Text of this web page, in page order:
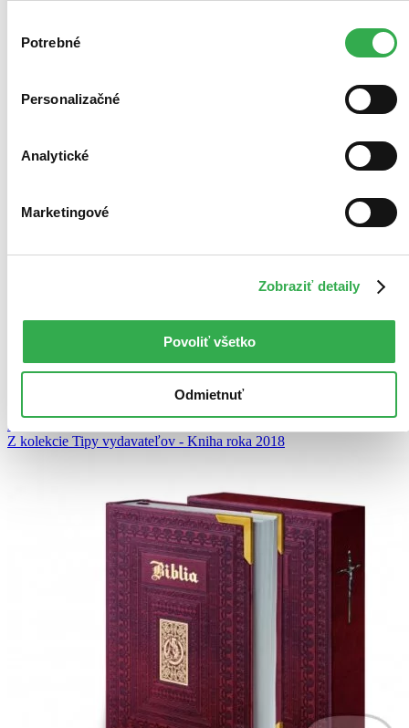
keby sme mohli používať všetky tieto cookies. Ďakujeme!
súhlasu
Potrebné
Personalizačné
Analytické
Marketingové
Zobraziť detaily
Povoliť všetko
Odmietnuť
Vydavateľstvo
Väzba
Zúžiť výber
Najvyššia zľava
Zrušiť filtre
Z kolekcie Tipy vydavateľov - Kniha roka 2018